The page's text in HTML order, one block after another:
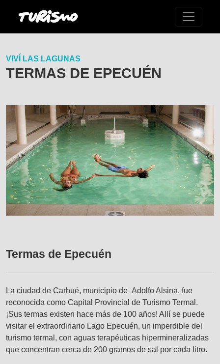
VIVÍ LAS LAGUNAS
TERMAS DE EPECUÉN
Termas de Epecuén
La ciudad de Carhué, municipio de Adolfo Alsina, fue
reconocida como Capital Provincial de Turismo Termal.
¡Sus termas existen hace más de 100 años! Allí se puede
visitar el extraordinario Lago Epecuén, un imperdible del
turismo termal, con aguas terapéuticas hipermineralizadas
que concentran cerca de 200 gramos de sal por cada litro.